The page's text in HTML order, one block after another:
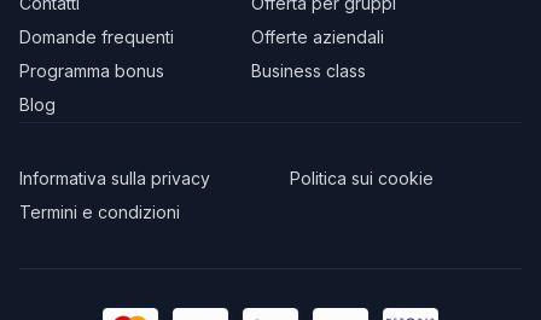
Domande frequenti
Programma bonus
Blog
Offerte aziendali
Business class
Informativa sulla privacy
Politica sui cookie
Termini e condizioni